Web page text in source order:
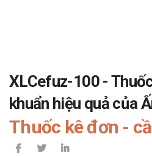
XLCefuz-100 -
khuẩn hiệu quả của
Thuốc kê đơn -